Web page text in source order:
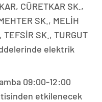
CÜRETKAR SK.,
SK., MELİH
TEFSİR SK., TURGUT
elektrik
09:00-12:00
etkilenecek